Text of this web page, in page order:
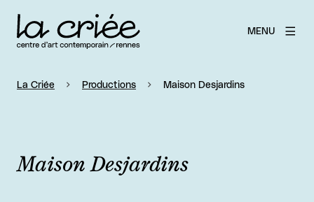
MENU
La Criée Productions Maison Desjardins
Maison Desjardins